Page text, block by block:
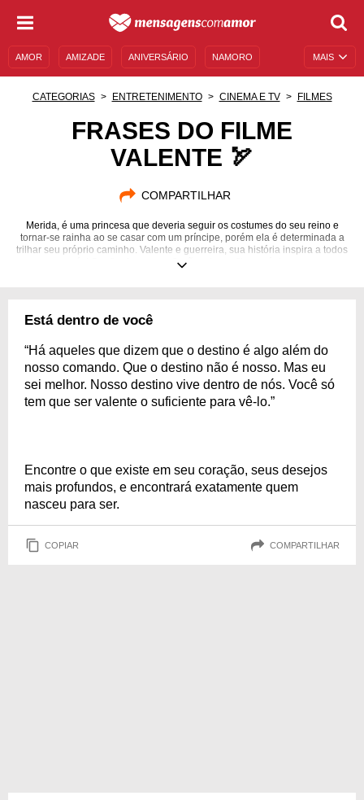
MAIS
AMOR AMIZADE ANIVERSÁRIO NAMORO
MENSAGENS E FRASES MENSAGENS DE ANIVERSÁRIO
CATEGORIAS ENTRETENIMENTO CINEMA E TV FILMES
FRASES DO FILME
VALENTE 🏹
COMPARTILHAR
Merida, é uma princesa que deveria seguir os costumes do seu reino e
tornar-se rainha ao se casar com um príncipe, porém ela é determinada a
trilhar seu próprio caminho. Valente e guerreira, sua história inspira a todos
nós! Confira frases e reflexões desse filme mágico.
Está dentro de você
“Há aqueles que dizem que o destino é algo além do
nosso comando. Que o destino não é nosso. Mas eu
sei melhor. Nosso destino vive dentro de nós. Você só
tem que ser valente o suficiente para vê-lo.”
Encontre o que existe em seu coração, seus desejos
mais profundos, e encontrará exatamente quem
nasceu para ser.
COPIAR COMPARTILHAR